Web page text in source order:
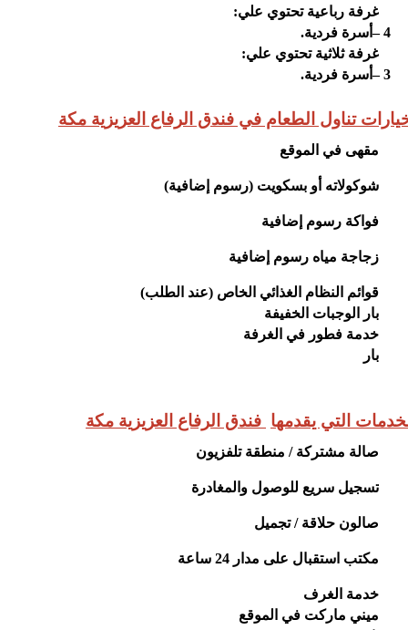
غرفة رباعية تحتوي علي:
– 4 أسرة فردية.
غرفة ثلاثية تحتوي علي:
– 3 أسرة فردية.
تناول الطعام في فندق الرفاع العزيزية مكة
مقهى في الموقع
شوكولاته أو بسكويت (رسوم إضافية)
فواكة رسوم إضافية
زجاجة مياه رسوم إضافية
قوائم النظام الغذائي الخاص (عند الطلب)
بار الوجبات الخفيفة
خدمة فطور في الغرفة
بار
التي يقدمها فندق الرفاع العزيزية مكة
صالة مشتركة / منطقة تلفزيون
تسجيل سريع للوصول والمغادرة
صالون حلاقة / تجميل
مكتب استقبال على مدار 24 ساعة
خدمة الغرف
ميني ماركت في الموقع